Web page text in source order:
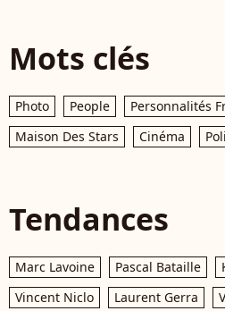
Mots clés
Photo People
Personnalités
Maison Des Stars
Cinéma
Tendances
Marc Lavoine Pascal Bataille
Vincent Niclo
Laurent Gerra